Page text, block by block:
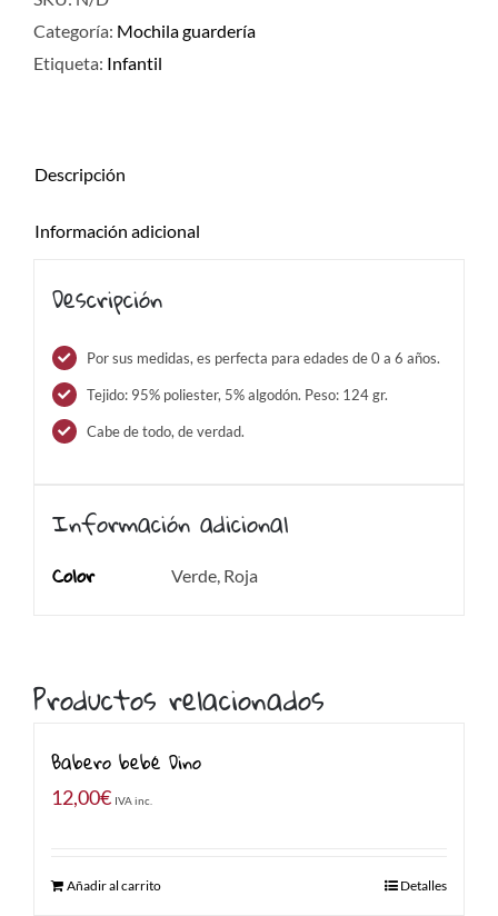
Categoría: Mochila guardería
Etiqueta: Infantil
Descripción
Información adicional
Descripción
Por sus medidas, es perfecta para edades de 0 a 6 años.
Tejido: 95% poliester, 5% algodón. Peso: 124 gr.
Cabe de todo, de verdad.
Información adicional
Color Verde, Roja
Productos relacionados
Babero bebé Dino
12,00€ IVA inc.
Añadir al carrito Detalles